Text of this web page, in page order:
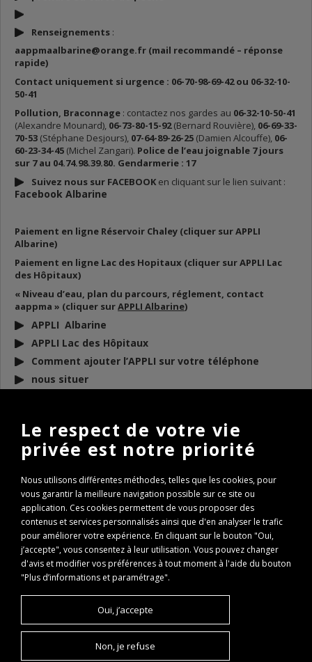
Renseignements :
aappmaalbarine@orange.fr (mail recommandé – réponse
rapide)
Contact uniquement si urgence : 06-70-98-69-42 ou 06-32-10-
50-41
Pollution, Braconnage : contactez nos gardes au 06-32-10-50-41
(Alexandre Mounard), 06-73-80-15-92(Bernard Rouvière), 06-69-33-
70-53 (Stéphane Desjours), 07-64-89-26-25 (Damien Alcouffe), 06-
60-23-34-45 (Michel Zangari). Police de l’eau joignable 7 jours
sur 7 au 04.74.98.39.80. Gendarmerie : 17
Suivez nous sur FACEBOOK en cliquant sur le lien suivant :
Facebook Albarine
Paiement en ligne Réservoir Chaley (cliquer sur APPLI
Albarine)
Paiement en ligne Lac des Hopitaux (cliquer sur APPLI Lac
des Hôpitaux)
« Niveau d’eau, plan du parcours, réglement, contact
aappma » (cliquer surAPPLI Albarine)
APPLI Albarine
APPLI Lac des Hôpitaux
Comment ajouter l’APPLI sur votre téléphone
nous situer
DOCUMENTS À TÉLÉCHARGER
BULLETIN D’INFO 2026
ARP 2026
Conseils de remise à l’eau des poissons
Règlementation Lac des Hôpitaux 2026
Fenêtre de capture Brochet
Expertise Travaux Torcieu 2022
PASS REGION : comment l’obtenir ?
PASS REGION Remboursement
©AAPPMA Vallée de l'Albarine
Le respect de votre vie
privée est notre priorité
Nous utilisons différentes méthodes, telles que les cookies, pour
vous garantir la meilleure navigation possible sur ce site ou
application. Ces cookies permettent de vous proposer des
contenus et services personnalisés ainsi que d'en analyser le trafic
pour améliorer votre expérience. En cliquant sur le bouton "Oui,
j’accepte", vous consentez à leur utilisation. Vous pouvez changer
d'avis et modifier vos préférences à tout moment à l'aide du bouton
"Plus d’informations et paramétrage".
Oui, j’accepte
Non, je refuse